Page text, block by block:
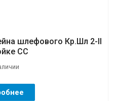
шлефового Кр.Шл 2-II
CC